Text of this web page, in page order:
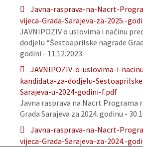
Javna-rasprava-na-Nacrt-
vijeca-Grada-Sarajeva-za-2025.-
JAVNIPOZIV o uslovima i načinu
dodjelu “Šestoaprilske nagrade
godini - 11.12.2023.
JAVNIPOZIV-o-uslovima-i-
kandidata-za-dodjelu-
Sarajeva-u-2024-godini-f.pdf
Javna rasprava na Nacrt Programa
Grada Sarajeva za 2024. godinu -
Javna-rasprava-na-Nacrt-
vijeca-Grada-Sarajeva-za-2024.-